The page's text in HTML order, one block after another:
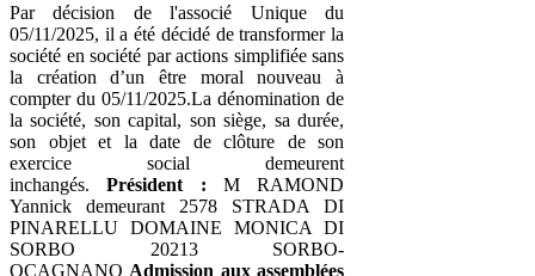
Par décision de l'associé Unique du
05/11/2025, il a été décidé de transformer la
société en société par actions simplifiée sans
la création d’un être moral nouveau à
compter du 05/11/2025.La dénomination de
la société, son capital, son siège, sa durée,
son objet et la date de clôture de son
exercice social demeurent
inchangés.Président : M RAMOND
Yannick demeurant 2578 STRADA DI
PINARELLU DOMAINE MONICA DI
SORBO 20213 SORBO-
OCAGNANO Admission aux assemblées